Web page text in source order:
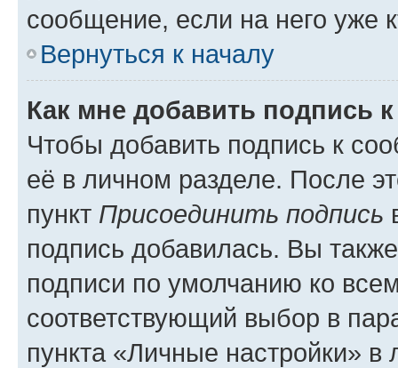
сообщение, если на него уже
Вернуться к началу
Как мне добавить подпись
Чтобы добавить подпись к
её в личном разделе. После
пункт Присоединить подпись
подпись добавилась. Вы
подписи по умолчанию ко
соответствующий выбор в
пункта «Личные настройки»